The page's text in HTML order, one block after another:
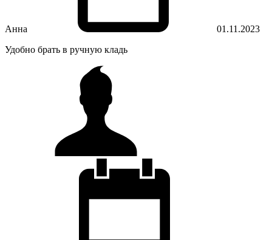
Анна
01.11.2023
Удобно брать в ручную кладь